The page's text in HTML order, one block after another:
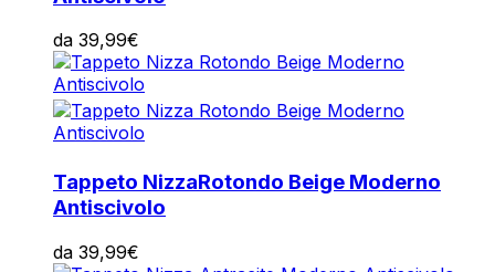
da 39,99€
Tappeto NizzaRotondo Beige Moderno
Antiscivolo
da 39,99€